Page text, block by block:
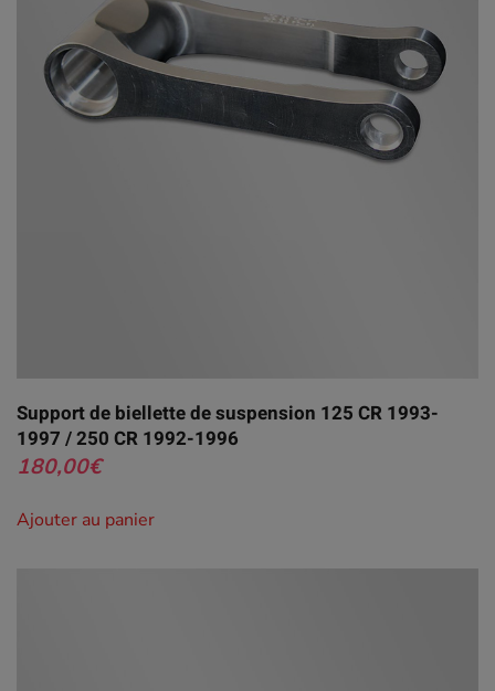
Support de biellette de suspension 125 CR 1993-
1997 / 250 CR 1992-1996
180,00€
Ajouter au panier